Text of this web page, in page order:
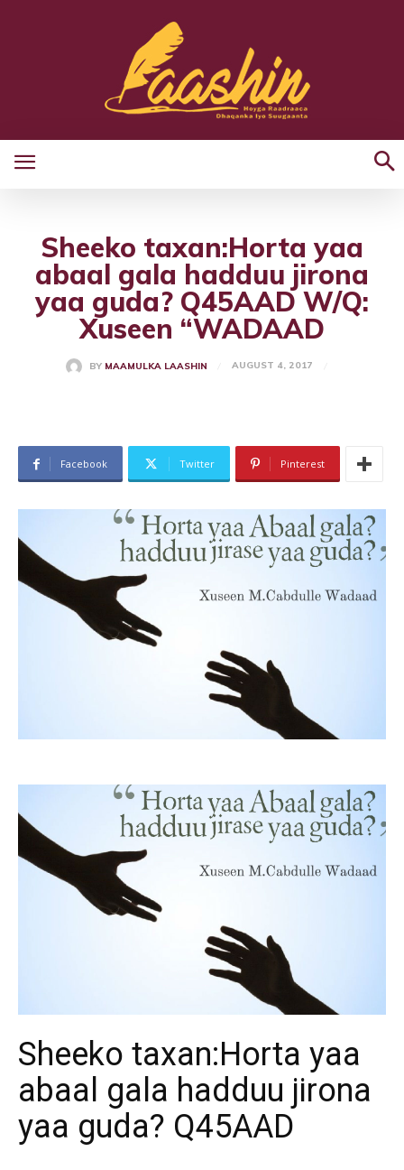
Sheeko taxan:Horta yaa
abaal gala hadduu jirona
yaa guda? Q45AAD W/Q:
Xuseen “WADAAD
BY MAAMULKA LAASHIN AUGUST 4, 2017
Facebook Twitter Pinterest
Sheeko taxan:Horta yaa
abaal gala hadduu jirona
yaa guda? Q45AAD